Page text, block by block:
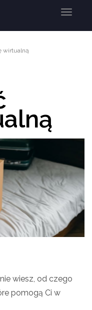
Menu
wirtualną
wiesz, od czego
pomogą Ci w